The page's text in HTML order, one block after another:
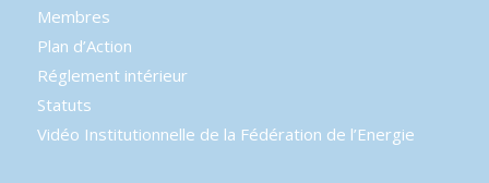
Membres
Plan d’Action
Réglement intérieur
Statuts
Vidéo Institutionnelle de la Fédération de l’Energie